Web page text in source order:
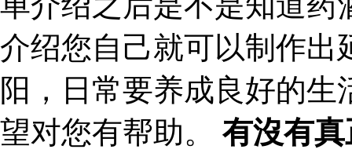
介绍您自己就可以制作出
阳，日常要养成良好的
望对您有帮助。 有沒有